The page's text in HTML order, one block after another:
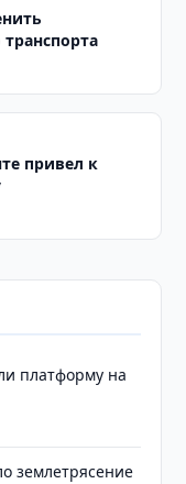
привел к
платформу на
землетрясение